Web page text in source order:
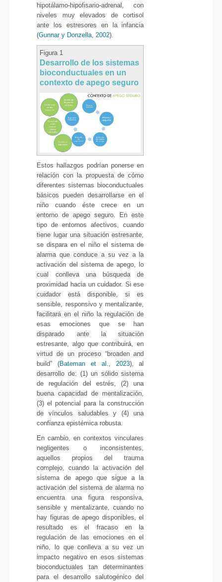
hipotálamo-hipofisario-adrenal, con
niveles muy elevados de cortisol
ante los estresores en la infancia
(Gunnar y Donzella, 2002).
Figura 1
Desarrollo de los sistemas
bioconductuales en un
contexto de apego seguro
Estos hallazgos podrían ponerse en
relación con la propuesta de cómo
diferentes sistemas bioconductuales
básicos pueden desarrollarse en el
niño cuando éste crece en un
entorno de apego seguro. En este
tipo de entornos afectivos, cuando
tiene lugar una situación estresante,
se dispara en el niño el sistema de
alarma que conduce a su vez a la
activación del sistema de apego, lo
cual conlleva una búsqueda de
proximidad hacia un cuidador. Si ese
cuidador está disponible, si es
sensible, responsivo y mentalizante,
facilitará en el niño la regulación de
esas emociones que se han
disparado ante la situación
estresante, algo que contribuirá, en
virtud de un proceso “broaden and
build” (Bateman et al., 2023), al
desarrollo de: (1) un sólido sistema
de regulación del estrés, (2) una
buena capacidad de mentalización,
(3) el potencial para la construcción
de vínculos saludables y (4) una
confianza epistémica robusta.
En cambio, en contextos vinculares
negligentes o inconsistentes,
aquellos propios del trauma
complejo, cuando la activación del
sistema de apego que sigue a la
activación del sistema de alarma no
encuentra una figura responsiva,
sensible y mentalizante, cuando no
hay figuras de apego disponibles, el
resultado es el fracaso en la
regulación de las emociones en el
niño, lo que conlleva a su vez un
impacto negativo en esos sistemas
bioconductuales tan determinantes
para el desarrollo salutogénico del